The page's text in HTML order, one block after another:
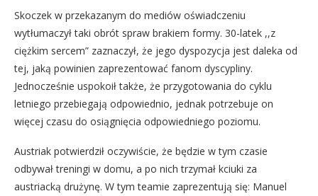
Skoczek w przekazanym do mediów oświadczeniu
wytłumaczył taki obrót spraw brakiem formy. 30-latek ,,z
ciężkim sercem” zaznaczył, że jego dyspozycja jest daleka od
tej, jaką powinien zaprezentować fanom dyscypliny.
Jednocześnie uspokoił także, że przygotowania do cyklu
letniego przebiegają odpowiednio, jednak potrzebuje on
więcej czasu do osiągnięcia odpowiedniego poziomu.
Austriak potwierdził oczywiście, że będzie w tym czasie
odbywał treningi w domu, a po nich trzymał kciuki za
austriacką drużynę. W tym teamie zaprezentują się: Manuel